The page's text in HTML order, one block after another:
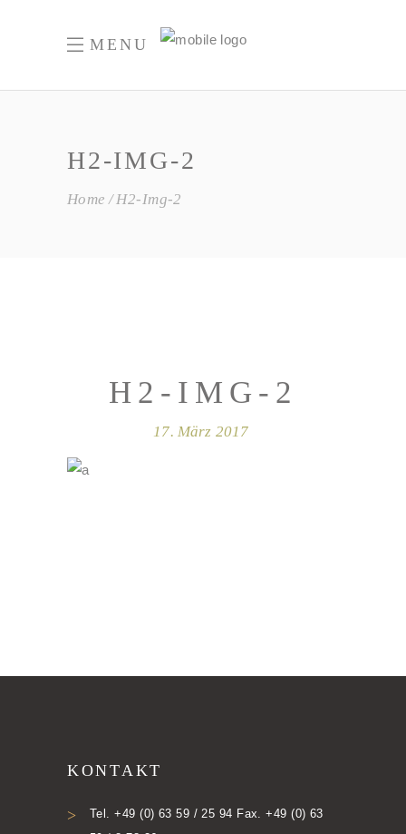
MENU
H2-IMG-2
Home H2-Img-2
H2-IMG-2
17. März 2017
KONTAKT
Tel. +49 (0) 63 59 / 25 94 Fax. +49 (0) 63